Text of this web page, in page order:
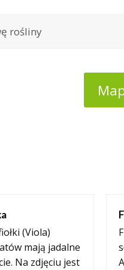
(Viola)
mają jadalne
Na zdjęciu jest